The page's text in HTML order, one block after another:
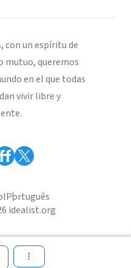
con un espíritu de
mutuo, queremos
en el que todas
vivir libre y
Português
idealist.org